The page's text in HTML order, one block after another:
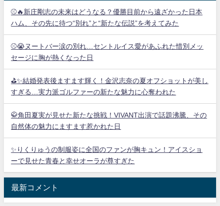
⚾🔥新庄剛志の未来はどうなる？優勝目前から遠ざかった日本
ハム、その先に待つ“別れ”と“新たな伝説”を考えてみた
⚾😭ヌートバー涙の別れ…セントルイス愛があふれた惜別メッ
セージに胸が熱くなった日
⛳✨結婚発表後ますます輝く！金沢志奈の夏オフショットが美し
すぎる…実力派ゴルファーの新たな魅力に心奪われた
🥋角田夏実が見せた新たな挑戦！VIVANT出演で話題沸騰、その
自然体の魅力にますます惹かれた日
✨りくりゅうの制服姿に全国のファンが胸キュン！アイスショ
ーで見せた青春と幸せオーラが尊すぎた
最新コメント